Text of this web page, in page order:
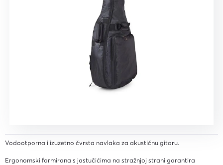
Vodootporna i izuzetno čvrsta navlaka za akustičnu gitaru.
Ergonomski formirana s jastučićima na stražnjoj strani garantira